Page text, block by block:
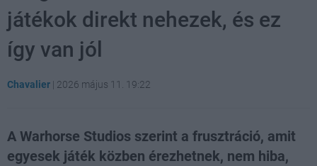
játékok direkt nehezek, és ez
így van jól
Chavalier | 2026 május 11. 19:22
A Warhorse Studios szerint a frusztráció, amit
egyesek játék közben érezhetnek, nem hiba,